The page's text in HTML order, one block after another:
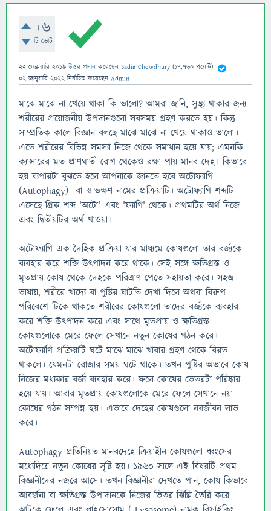
+6
টি ভোট
22 ফেব্রুয়ারি 2019 উত্তর প্রদান করেছেন Sadia Chowdhury (17,760 পয়েন্ট)
02 জানুয়ারি 2022 নির্বাচিত করেছেন Admin
মাঝে মাঝে না খেয়ে থাকা কি ভালো? আমরা জানি, সুস্থ্য থাকার জন্য
শরীরের প্রয়োজনীয় উপদানগুলো সবসময় গ্রহণ করতে হয়। কিন্তু
সাম্প্রতিক কালে বিজ্ঞান বলছে মাঝে মাঝে না খেয়ে থাকাও ভালো।
এতে শরীরের বিভিন্ন সমস্যা নিজে থেকে সমাধান হয়ে যায়; এমনকি
ক্যান্সারের মত প্রাণঘাতী রোগ থেকেও রক্ষা পায় মানব দেহ। কিভাবে
হয় ব্যপারটা বুঝতে হলে আপনাকে জানতে হবে অটোফ্যাগি
(Autophagy) বা স্ব-ভক্ষণ নামের প্রক্রিয়াটি। অটোফ্যাগি শব্দটি
এসেছে গ্রিক শব্দ 'অটো' এবং 'ফ্যাগি' থেকে। প্রথমটির অর্থ নিজে
এবং দ্বিতীয়টির অর্থ খাওয়া।
অটোফ্যাগি এক দৈহিক প্রক্রিয়া যার মাধ্যমে কোষগুলো তার বর্জ্যকে
ব্যবহার করে শক্তি উৎপাদন করে থাকে। সেই সঙ্গে ক্ষতিগ্রস্ত ও
মৃতপ্রায় কোষ থেকে দেহকে পরিত্রাণ পেতে সহায়তা করে। সহজ
ভাষায়, শরীরে খাদ্যে বা পুষ্টির ঘাটতি দেখা দিলে অথবা বিরুপ
পরিবেশে টিকে থাকতে শরীরের কোষগুলো তাদের বর্জ্যকে ব্যবহার
করে শক্তি উৎপাদন করে এবং সাথে মৃতপ্রায় ও ক্ষতিগ্রস্ত
কোষগুলোকে মেরে ফেলে সেখানে নতুন কোষের গঠন করে।
অটোফ্যাগি প্রক্রিয়াটি ঘটে মাঝে মাঝে খাবার গ্রহণ থেকে বিরত
থাকলে। যেমনটা রোজার সময় ঘটে থাকে। তখন পুষ্টির অভাবে কোষ
নিজের মধ্যকার বর্জ্য ব্যবহার করে। ফলে কোষের ভেতরটা পরিষ্কার
হয়ে যায়। আবার মৃতপ্রায় কোষগুলোকে মেরে ফেলে সেখানে নয়া
কোষের গঠন সম্পন্ন হয়। এভাবে দেহের কোষগুলো নবজীবন লাভ
করে।
Autophagy প্রতিনিয়ত মানবদেহে ক্রিয়াহীন কোষগুলো ধ্বংসের
মধ্যেদিয়ে নতুন কোষের সৃষ্টি হয়। ১৯৬০ সালে এই বিষয়টি প্রথম
বিজ্ঞানীদের নজরে আসে। তখন বিজ্ঞানীরা দেখতে পান, কোষ কিভাবে
আবর্জনা বা ক্ষতিগ্রস্ত উপাদানকে নিজের ভিতর ঝিল্লি তৈরি করে